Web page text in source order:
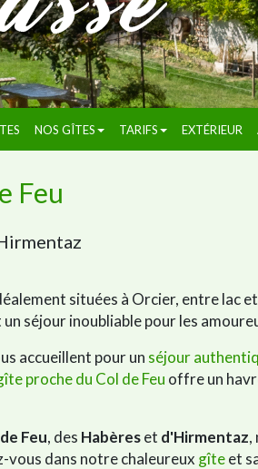
NOS GÎTES TARIFS EXTÉRIEUR
Feu
situées à Orcier, entre lac
séjour inoubliable pour les
accueillent pour un séjour
proche du Col de Feu offre un
Feu, des Habèreset d'Hirmentaz,
vous dans notre chaleureux gîteet